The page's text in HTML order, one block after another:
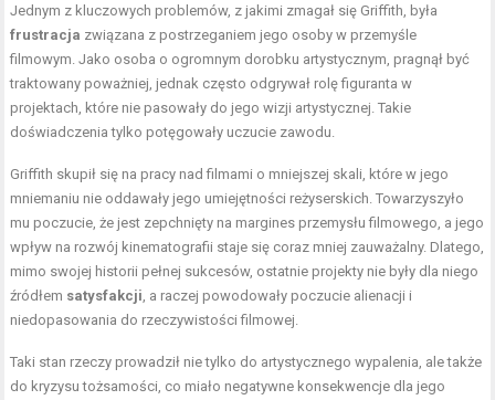
Jednym z kluczowych problemów, z jakimi zmagał się Griffith, była
frustracja związana z postrzeganiem jego osoby w przemyśle
filmowym. Jako osoba o ogromnym dorobku artystycznym, pragnął być
traktowany poważniej, jednak często odgrywał rolę figuranta w
projektach, które nie pasowały do jego wizji artystycznej. Takie
doświadczenia tylko potęgowały uczucie zawodu.
Griffith skupił się na pracy nad filmami o mniejszej skali, które w jego
mniemaniu nie oddawały jego umiejętności reżyserskich. Towarzyszyło
mu poczucie, że jest zepchnięty na margines przemysłu filmowego, a jego
wpływ na rozwój kinematografii staje się coraz mniej zauważalny. Dlatego,
mimo swojej historii pełnej sukcesów, ostatnie projekty nie były dla niego
źródłem satysfakcji , a raczej powodowały poczucie alienacji i
niedopasowania do rzeczywistości filmowej.
Taki stan rzeczy prowadził nie tylko do artystycznego wypalenia, ale także
do kryzysu tożsamości, co miało negatywne konsekwencje dla jego